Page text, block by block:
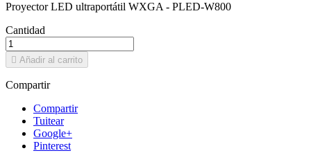
Proyector LED ultraportátil WXGA - PLED-W800
Cantidad
 Añadir al carrito
Compartir
Compartir
Tuitear
Google+
Pinterest